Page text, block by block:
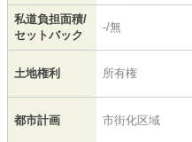
私道負担面積/
セットバック
-/無
土地権利 所有権
都市計画 市街化区域